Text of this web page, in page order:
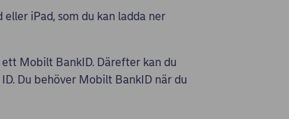
iPad, som du kan ladda ner
Mobilt BankID. Därefter kan du
Du behöver Mobilt BankID när du